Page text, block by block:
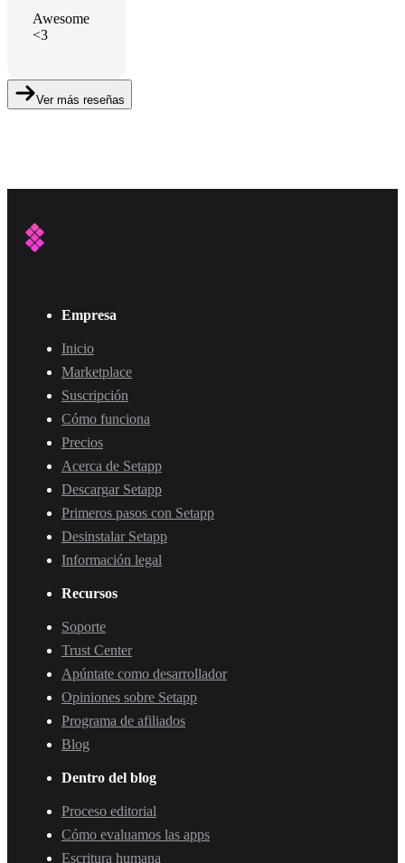
Awesome
<3
Ver más reseñas
Empresa
Inicio
Marketplace
Suscripción
Cómo funciona
Precios
Acerca de Setapp
Descargar Setapp
Primeros pasos con Setapp
Desinstalar Setapp
Información legal
Recursos
Soporte
Trust Center
Apúntate como desarrollador
Opiniones sobre Setapp
Programa de afiliados
Blog
Dentro del blog
Proceso editorial
Cómo evaluamos las apps
Escritura humana